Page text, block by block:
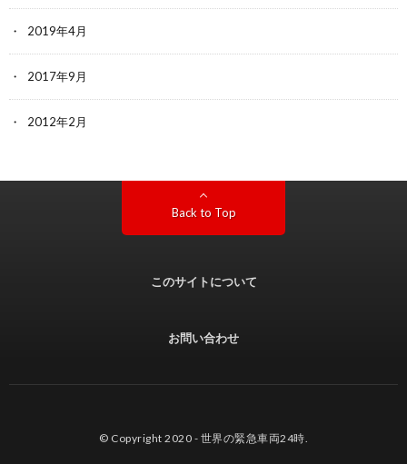
2019年4月
2017年9月
2012年2月
Back to Top
このサイトについて
お問い合わせ
© Copyright 2020 - 世界の緊急車両24時